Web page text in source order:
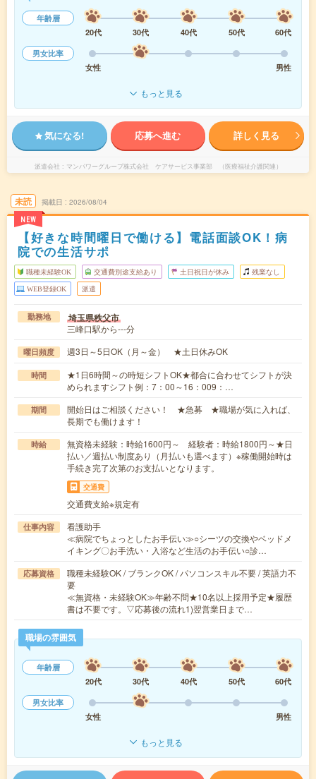
年齢層
20代
30代 40代 50代
60代
男女比率
女性
男性
もっと見る
気になる! 応募へ進む 詳しく見る
派遣会社 マンパワーグループ株式会社 ケアサービス事業部 （医療福祉介護関連）
未読
NEW
掲載日 2026/08/04
【好きな時間曜日で働ける】電話面談OK！病
院での生活サポ
職種未経験OK 交通費別途支給あり 土日祝日が休み 残業なし
WEB登録OK 派遣
勤務地 埼玉県秩父市
三峰口駅から---分
曜日頻度 週3日～5日OK（月～金） ★土日休みOK
時間
★1日6時間～の時短シフトOK★都合に合わせてシフトが決
められますシフト例：7：00～16：009：…
期間
開始日はご相談ください！ ★急募 ★職場が気に入れば、
長期でも働けます！
時給
無資格未経験：時給1600円～ 経験者：時給1800円～★日
払い／週払い制度あり（月払いも選べます）※稼働開始時は
手続き完了次第のお支払いとなります。
交通費
交通費支給※規定有
仕事内容
看護助手
≪病院でちょっとしたお手伝い≫○シーツの交換やベッドメ
イキング〇お手洗い・入浴など生活のお手伝い○診…
応募資格
職種未経験OK / ブランクOK / パソコンスキル不要 / 英語力不
要
≪無資格・未経験OK≫年齢不問★10名以上採用予定★履歴
書は不要です。▽応募後の流れ1)翌営業日まで…
職場の雰囲気
年齢層
20代
30代 40代 50代
60代
男女比率
女性
男性
もっと見る